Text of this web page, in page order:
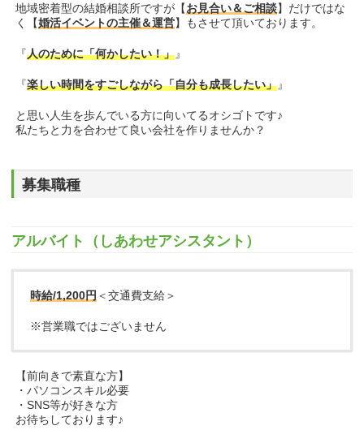
地域密着型の結婚相談所ですが【お見合い＆ご相談】だけではな
く【婚活イベントの主催＆運営】もさせて頂いております。
『人のために「何かしたい！」』
『楽しい時間をすごしながら「自分も成長したい」』
と思い人生を歩んでいる方に向いてるオシゴトです♪
私たちと力を合わせて良い会社を作りませんか？
募集職種
アルバイト（しあわせアシスタント）
時給/1,200円 ＜交通費支給＞
※営業職ではございません
【前向きで素直な方】
・パソコンスキル必要
・SNS等が好きな方
お待ちしております♪